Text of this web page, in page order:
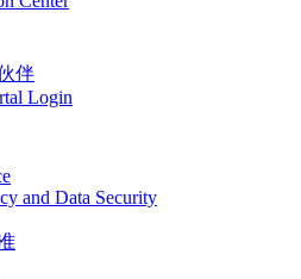
伴
Login
and Data Security